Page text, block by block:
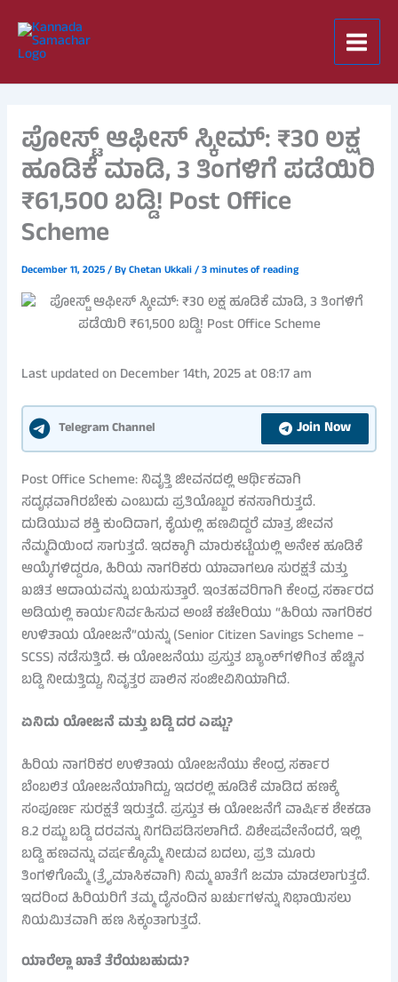
content
ಪೋಸ್ಟ್ ಆಫೀಸ್ ಸ್ಕೀಮ್: ₹30 ಲಕ್ಷ
ಹೂಡಿಕೆ ಮಾಡಿ, 3 ತಿಂಗಳಿಗೆ ಪಡೆಯಿರಿ
₹61,500 ಬಡ್ಡಿ! Post Office
Scheme
December 11, 2025/ ByChetan Ukkali/3 minutes of reading
Last updated on December 14th, 2025 at 08:17 am
Telegram Channel Join Now
Post Office Scheme: ನಿವೃತ್ತಿ ಜೀವನದಲ್ಲಿ ಆರ್ಥಿಕವಾಗಿ
ಸದೃಢವಾಗಿರಬೇಕು ಎಂಬುದು ಪ್ರತಿಯೊಬ್ಬರ ಕನಸಾಗಿರುತ್ತದೆ.
ದುಡಿಯುವ ಶಕ್ತಿ ಕುಂದಿದಾಗ, ಕೈಯಲ್ಲಿ ಹಣವಿದ್ದರೆ ಮಾತ್ರ ಜೀವನ
ನೆಮ್ಮದಿಯಿಂದ ಸಾಗುತ್ತದೆ. ಇದಕ್ಕಾಗಿ ಮಾರುಕಟ್ಟೆಯಲ್ಲಿ ಅನೇಕ ಹೂಡಿಕೆ
ಆಯ್ಕೆಗಳಿದ್ದರೂ, ಹಿರಿಯ ನಾಗರಿಕರು ಯಾವಾಗಲೂ ಸುರಕ್ಷತೆ ಮತ್ತು
ಖಚಿತ ಆದಾಯವನ್ನು ಬಯಸುತ್ತಾರೆ. ಇಂತಹವರಿಗಾಗಿ ಕೇಂದ್ರ ಸರ್ಕಾರದ
ಅಡಿಯಲ್ಲಿ ಕಾರ್ಯನಿರ್ವಹಿಸುವ ಅಂಚೆ ಕಚೇರಿಯು “ಹಿರಿಯ ನಾಗರಿಕರ
ಉಳಿತಾಯ ಯೋಜನೆ”ಯನ್ನು (Senior Citizen Savings Scheme –
SCSS) ನಡೆಸುತ್ತಿದೆ. ಈ ಯೋಜನೆಯು ಪ್ರಸ್ತುತ ಬ್ಯಾಂಕ್‌ಗಳಿಗಿಂತ ಹೆಚ್ಚಿನ
ಬಡ್ಡಿ ನೀಡುತ್ತಿದ್ದು, ನಿವೃತ್ತರ ಪಾಲಿನ ಸಂಜೀವಿನಿಯಾಗಿದೆ.
ಏನಿದು ಯೋಜನೆ ಮತ್ತು ಬಡ್ಡಿ ದರ ಎಷ್ಟು?
ಹಿರಿಯ ನಾಗರಿಕರ ಉಳಿತಾಯ ಯೋಜನೆಯು ಕೇಂದ್ರ ಸರ್ಕಾರ
ಬೆಂಬಲಿತ ಯೋಜನೆಯಾಗಿದ್ದು, ಇದರಲ್ಲಿ ಹೂಡಿಕೆ ಮಾಡಿದ ಹಣಕ್ಕೆ
ಸಂಪೂರ್ಣ ಸುರಕ್ಷತೆ ಇರುತ್ತದೆ. ಪ್ರಸ್ತುತ ಈ ಯೋಜನೆಗೆ ವಾರ್ಷಿಕ ಶೇಕಡಾ
8.2 ರಷ್ಟು ಬಡ್ಡಿ ದರವನ್ನು ನಿಗದಿಪಡಿಸಲಾಗಿದೆ. ವಿಶೇಷವೇನೆಂದರೆ, ಇಲ್ಲಿ
ಬಡ್ಡಿ ಹಣವನ್ನು ವರ್ಷಕ್ಕೊಮ್ಮೆ ನೀಡುವ ಬದಲು, ಪ್ರತಿ ಮೂರು
ತಿಂಗಳಿಗೊಮ್ಮೆ (ತ್ರೈಮಾಸಿಕವಾಗಿ) ನಿಮ್ಮ ಖಾತೆಗೆ ಜಮಾ ಮಾಡಲಾಗುತ್ತದೆ.
ಇದರಿಂದ ಹಿರಿಯರಿಗೆ ತಮ್ಮ ದೈನಂದಿನ ಖರ್ಚುಗಳನ್ನು ನಿಭಾಯಿಸಲು
ನಿಯಮಿತವಾಗಿ ಹಣ ಸಿಕ್ಕಂತಾಗುತ್ತದೆ.
ಯಾರೆಲ್ಲಾ ಖಾತೆ ತೆರೆಯಬಹುದು?